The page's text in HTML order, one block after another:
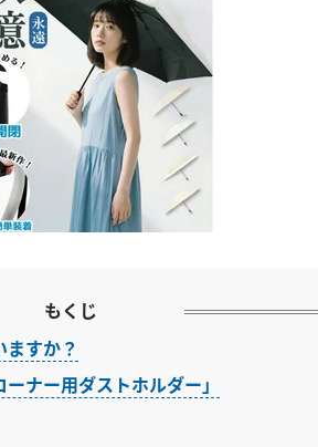
もくじ
すか？
ナー用ダストホルダー」